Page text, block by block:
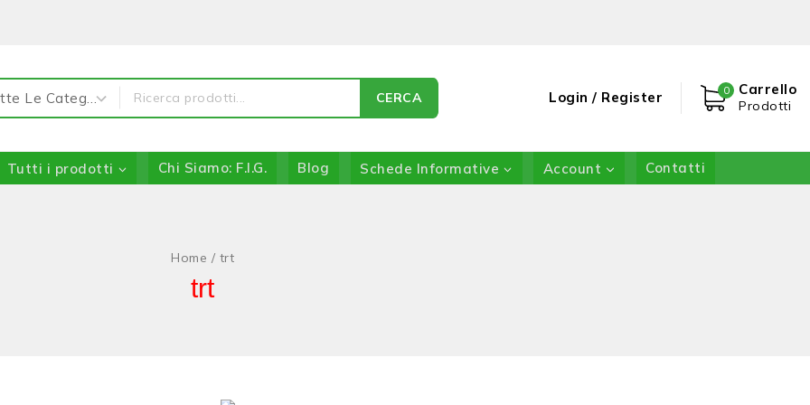
CERCA Login / Register 0 Carrello
Prodotti
Tutti i prodotti Chi Siamo: F.I.G. Blog Schede Informative Account Contatti
Home / trt
trt